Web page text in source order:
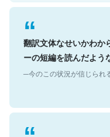
翻訳文体なせいかわか
ーの短編を読んだよう